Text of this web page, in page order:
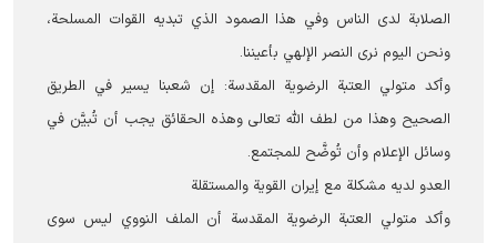
الصلابة لدى الناس وفي هذا الصمود الذي تبديه القوات المسلحة،
ونحن اليوم نرى النصر الإلهي بأعيننا.
وأكد متولي العتبة الرضوية المقدسة: إن شعبنا يسير في الطريق
الصحيح وهذا من لطف الله تعالى وهذه الحقائق يجب أن تُبيَّن في
وسائل الإعلام وأن تُوضَّح للمجتمع.
العدو لديه مشكلة مع إيران القوية والمستقلة
وأكد متولي العتبة الرضوية المقدسة أن الملف النووي ليس سوى